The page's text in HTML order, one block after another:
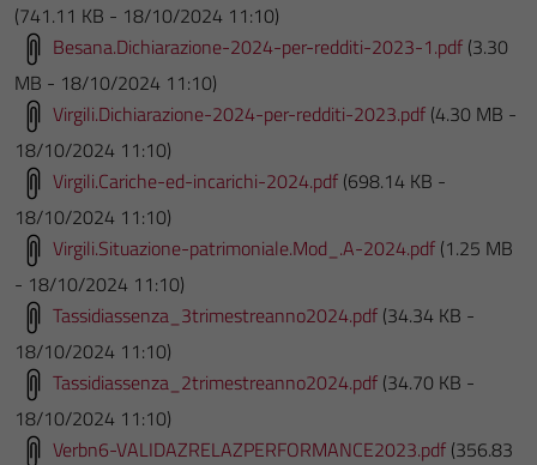
(741.11 KB - 18/10/2024 11:10)
Besana.Dichiarazione-2024-per-redditi-2023-1.pdf (3.30
MB - 18/10/2024 11:10)
Virgili.Dichiarazione-2024-per-redditi-2023.pdf (4.30 MB -
18/10/2024 11:10)
Virgili.Cariche-ed-incarichi-2024.pdf (698.14 KB -
18/10/2024 11:10)
Virgili.Situazione-patrimoniale.Mod_.A-2024.pdf (1.25 MB
- 18/10/2024 11:10)
Tassidiassenza_3trimestreanno2024.pdf (34.34 KB -
18/10/2024 11:10)
Tassidiassenza_2trimestreanno2024.pdf (34.70 KB -
18/10/2024 11:10)
Verbn6-VALIDAZRELAZPERFORMANCE2023.pdf (356.83